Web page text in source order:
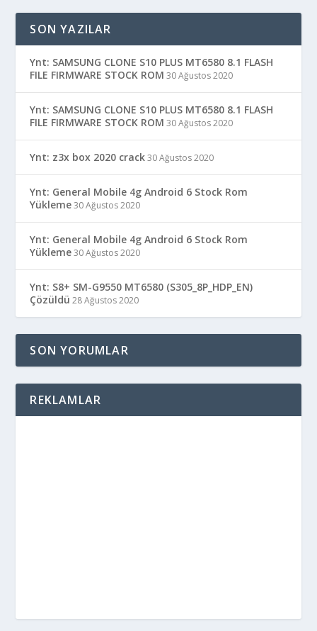
SON YAZILAR
Ynt: SAMSUNG CLONE S10 PLUS MT6580 8.1 FLASH
FILE FIRMWARE STOCK ROM 30 Ağustos 2020
Ynt: SAMSUNG CLONE S10 PLUS MT6580 8.1 FLASH
FILE FIRMWARE STOCK ROM 30 Ağustos 2020
Ynt: z3x box 2020 crack 30 Ağustos 2020
Ynt: General Mobile 4g Android 6 Stock Rom
Yükleme 30 Ağustos 2020
Ynt: General Mobile 4g Android 6 Stock Rom
Yükleme 30 Ağustos 2020
Ynt: S8+ SM-G9550 MT6580 (S305_8P_HDP_EN)
Çözüldü 28 Ağustos 2020
SON YORUMLAR
REKLAMLAR